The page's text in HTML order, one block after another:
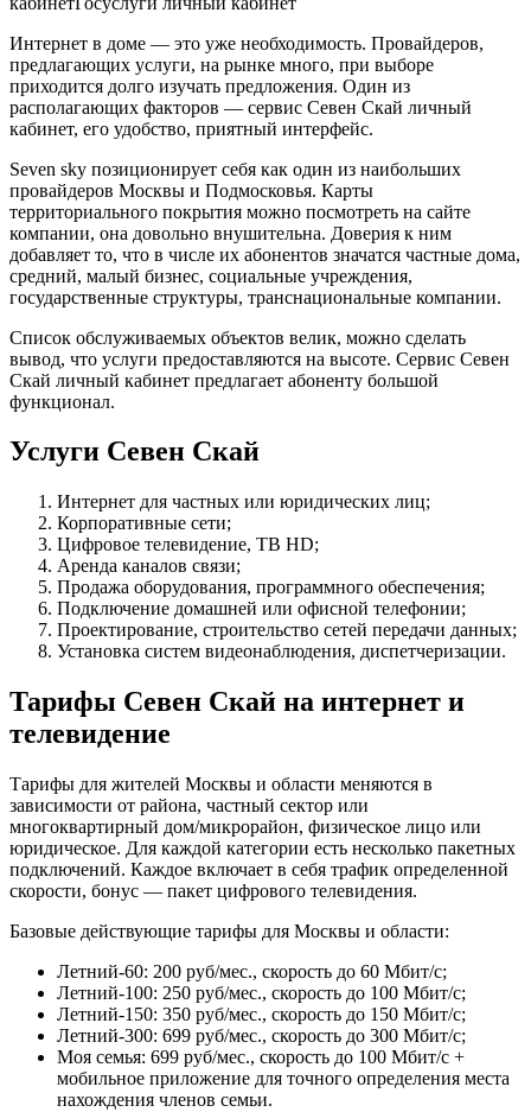
Интернет в доме — это уже необходимость. Провайдеров,
предлагающих услуги, на рынке много, при выборе
приходится долго изучать предложения. Один из
располагающих факторов — сервис Севен Скай личный
кабинет, его удобство, приятный интерфейс.
Seven sky позиционирует себя как один из наибольших
провайдеров Москвы и Подмосковья. Карты
территориального покрытия можно посмотреть на сайте
компании, она довольно внушительна. Доверия к ним
добавляет то, что в числе их абонентов значатся частные дома,
средний, малый бизнес, социальные учреждения,
государственные структуры, транснациональные компании.
Список обслуживаемых объектов велик, можно сделать
вывод, что услуги предоставляются на высоте. Сервис Севен
Скай личный кабинет предлагает абоненту большой
функционал.
Услуги Севен Скай
Интернет для частных или юридических лиц;
Корпоративные сети;
Цифровое телевидение, ТВ HD;
Аренда каналов связи;
Продажа оборудования, программного обеспечения;
Подключение домашней или офисной телефонии;
Проектирование, строительство сетей передачи данных;
Установка систем видеонаблюдения, диспетчеризации.
Тарифы Севен Скай на интернет и
телевидение
Тарифы для жителей Москвы и области меняются в
зависимости от района, частный сектор или
многоквартирный дом/микрорайон, физическое лицо или
юридическое. Для каждой категории есть несколько пакетных
подключений. Каждое включает в себя трафик определенной
скорости, бонус — пакет цифрового телевидения.
Базовые действующие тарифы для Москвы и области:
Летний-60: 200 руб/мес., скорость до 60 Мбит/с;
Летний-100: 250 руб/мес., скорость до 100 Мбит/с;
Летний-150: 350 руб/мес., скорость до 150 Мбит/с;
Летний-300: 699 руб/мес., скорость до 300 Мбит/с;
Моя семья: 699 руб/мес., скорость до 100 Мбит/с +
мобильное приложение для точного определения места
нахождения членов семьи.